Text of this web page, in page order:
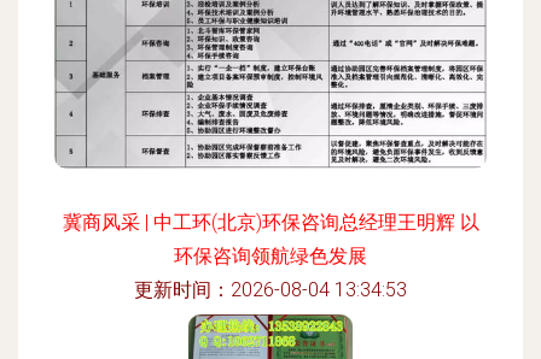
冀商风采 | 中工环(北京)环保咨询总经理王明辉 以
环保咨询领航绿色发展
更新时间：2026-08-04 13:34:53